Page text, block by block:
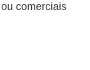
comerciais